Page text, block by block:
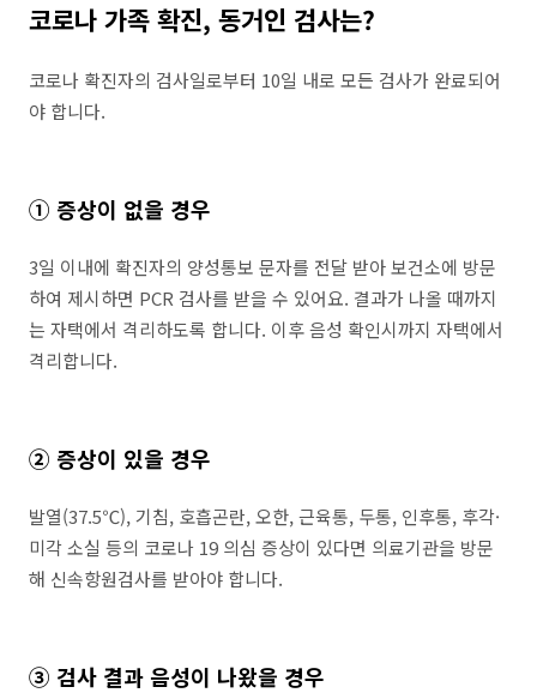
코로나 가족 확진, 동거인 검사는?
코로나 확진자의 검사일로부터 10일 내로 모든 검사가 완료되어
야 합니다.
① 증상이 없을 경우
3일 이내에 확진자의 양성통보 문자를 전달 받아 보건소에 방문
하여 제시하면 PCR 검사를 받을 수 있어요. 결과가 나올 때까지
는 자택에서 격리하도록 합니다. 이후 음성 확인시까지 자택에서
격리합니다.
② 증상이 있을 경우
발열(37.5℃), 기침, 호흡곤란, 오한, 근육통, 두통, 인후통, 후각·
미각 소실 등의 코로나 19 의심 증상이 있다면 의료기관을 방문
해 신속항원검사를 받아야 합니다.
③ 검사 결과 음성이 나왔을 경우